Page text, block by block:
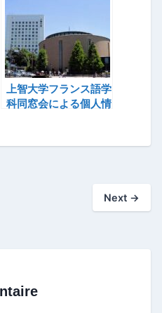
上智大学フランス語学
科同窓会による個人情
Next →